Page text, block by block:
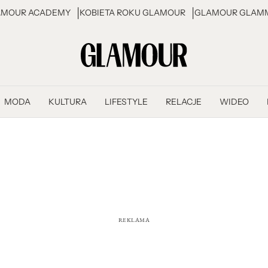
ACADEMY KOBIETA ROKU GLAMOUR GLAMOUR
MODA KULTURA LIFESTYLE RELACJE WIDEO